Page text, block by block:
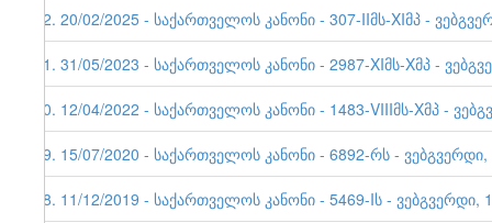
32. 20/02/2025 - საქართველოს კანონი - 307-IIმს-XIმპ -
31. 31/05/2023 - საქართველოს კანონი - 2987-XIმს-Xმპ -
30. 12/04/2022 - საქართველოს კანონი - 1483-VIIIმს-Xმპ -
29. 15/07/2020 - საქართველოს კანონი - 6892-რს -
28. 11/12/2019 - საქართველოს კანონი - 5469-Iს - ვებგვერდი,